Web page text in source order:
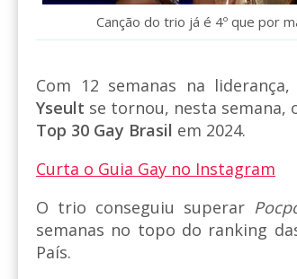
Canção do trio já é 4º que por
Com 12 semanas na liderança,
Yseult se tornou, nesta
Top 30 Gay Brasil em 2024.
Curta o Guia Gay no Instagram
O trio conseguiu superar
semanas no topo do ranking
País.